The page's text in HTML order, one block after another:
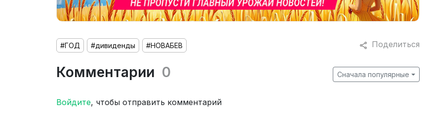
Поделиться
#ГОД #дивиденды #НОВАБЕВ
Комментарии 0 Сначала популярные
Войдите, чтобы отправить комментарий